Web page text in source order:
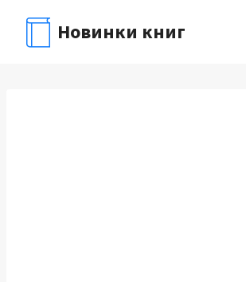
содержимому
Новинки книг